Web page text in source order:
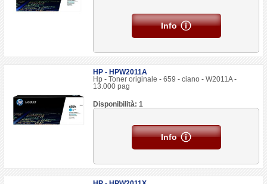
Info
HP - HPW2011A
Hp - Toner originale - 659 - ciano - W2011A -
13.000 pag
Disponibilità: 1
Info